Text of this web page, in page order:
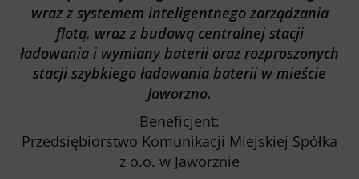
Honorowanie biletów ZK„KM”
Kontrola biletów
Automaty biletowe
Sprzedaż biletów u kierowców
Jaworznicka Karta Miejska
Open Payment System
Sklep internetowy
wraz z systemem inteligentnego zarządzania
flotą, wraz z budową centralnej stacji
ładowania i wymiany baterii oraz rozproszonych
stacji szybkiego ładowania baterii w mieście
Jaworzno.
Beneficjent:
Przedsiębiorstwo Komunikacji Miejskiej Spółka
z o.o. w Jaworznie